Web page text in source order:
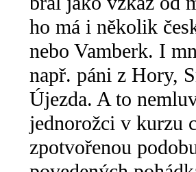
ho má i několik
nebo Vamberk. I
např. páni z Hory,
Újezda. A to
jednorožci v kurzu
zpotvořenou